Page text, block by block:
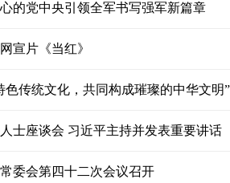
的党中央引领全军书写强军新篇章
宣片《当红》
色传统文化，共同构成璀璨的中华文明”
士座谈会 习近平主持并发表重要讲话
委会第四十二次会议召开